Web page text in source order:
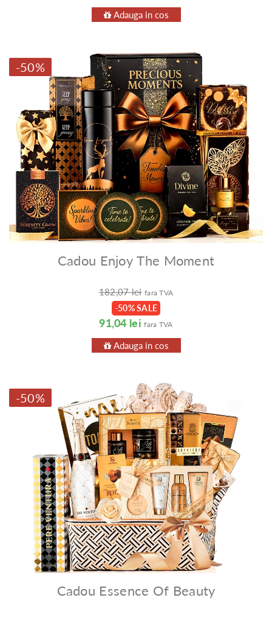
Adauga in cos
-50%
Cadou Enjoy The Moment
182,07 lei fara TVA
-50% SALE
91,04 lei fara TVA
Adauga in cos
-50%
Cadou Essence Of Beauty